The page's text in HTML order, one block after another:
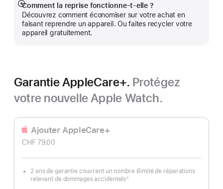
Comment la reprise fonctionne-t-elle ?
Découvrez comment économiser sur votre achat en
faisant reprendre un appareil. Ou faites recycler votre
appareil gratuitement.
Afficher
plus
Garantie AppleCare+. Protégez
votre nouvelle Apple Watch.
Ajouter AppleCare+
CHF 79.00
2 ans de garantie couvrant un nombre illimité de réparations
relevant de dommages accidentels①